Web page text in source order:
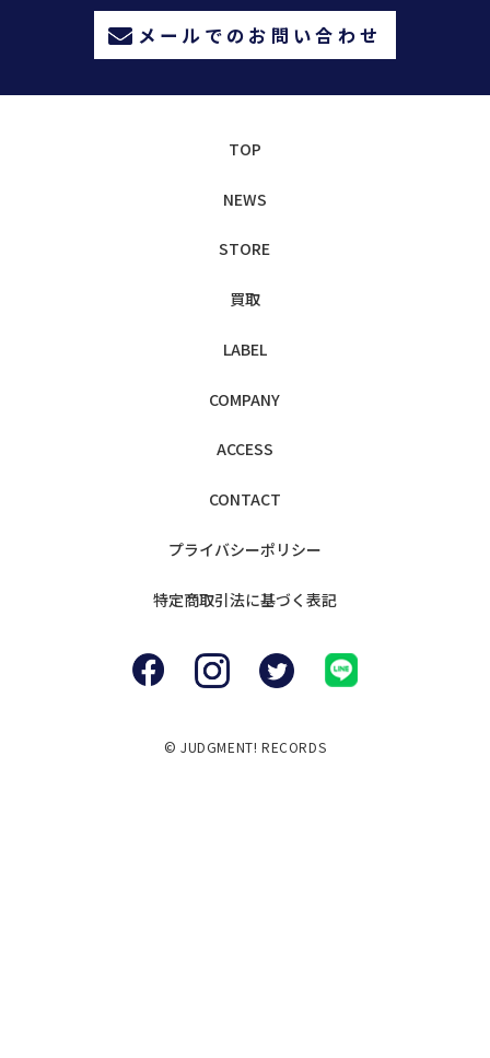
メールでのお問い合わせ
TOP
NEWS
STORE
買取
LABEL
COMPANY
ACCESS
CONTACT
プライバシーポリシー
特定商取引法に基づく表記
© JUDGMENT! RECORDS